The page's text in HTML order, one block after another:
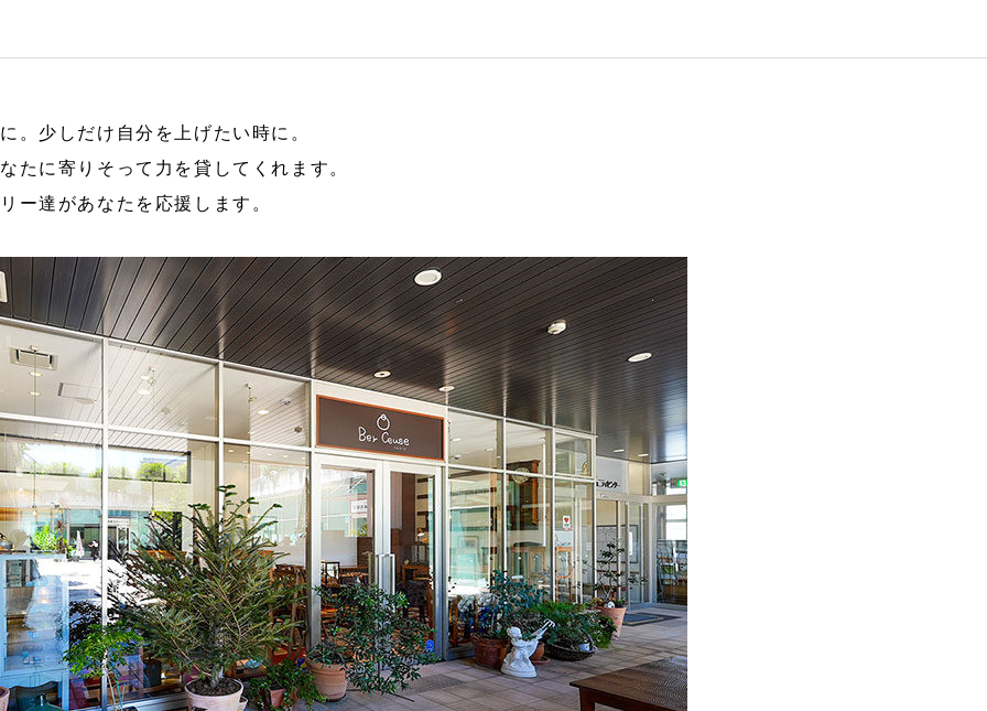
。少しだけ自分を上げたい時に。
たに寄りそって力を貸してくれます。
ー達があなたを応援します。